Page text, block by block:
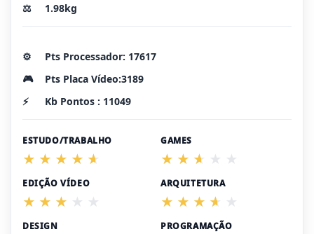
⚖️
1.98kg
⚙️
Pts Processador: 17617
🎮
Pts Placa Vídeo:3189
⚡
Kb Pontos : 11049
ESTUDO/TRABALHO GAMES
EDIÇÃO VÍDEO ARQUITETURA
DESIGN PROGRAMAÇÃO